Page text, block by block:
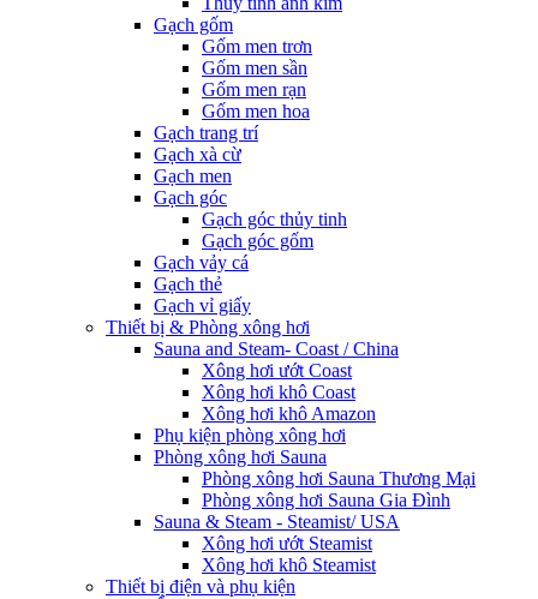
Gạch gốm
Gốm men trơn
Gốm men sần
Gốm men rạn
Gốm men hoa
Gạch trang trí
Gạch xà cừ
Gạch men
Gạch góc
Gạch góc thủy tinh
Gạch góc gốm
Gạch vảy cá
Gạch thẻ
Gạch vỉ giấy
Thiết bị & Phòng xông hơi
Sauna and Steam- Coast / China
Xông hơi ướt Coast
Xông hơi khô Coast
Xông hơi khô Amazon
Phụ kiện phòng xông hơi
Phòng xông hơi Sauna
Phòng xông hơi Sauna Thương Mại
Phòng xông hơi Sauna Gia Đình
Sauna & Steam - Steamist/ USA
Xông hơi ướt Steamist
Xông hơi khô Steamist
Thiết bị điện và phụ kiện